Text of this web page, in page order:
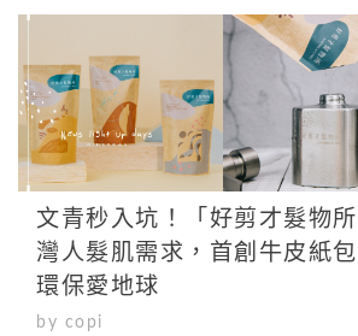
文青秒入坑！「好剪才髮物
灣人髮肌需求，首創牛皮紙
環保愛地球
by copi